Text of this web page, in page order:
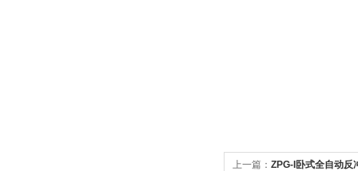
上一篇： ZPG-I卧式全自动反